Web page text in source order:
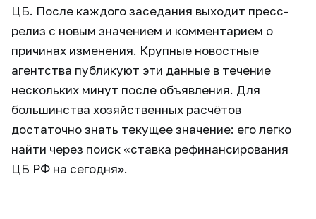
ЦБ. После каждого заседания выходит пресс-
релиз с новым значением и комментарием о
причинах изменения. Крупные новостные
агентства публикуют эти данные в течение
нескольких минут после объявления. Для
большинства хозяйственных расчётов
достаточно знать текущее значение: его легко
найти через поиск «ставка рефинансирования
ЦБ РФ на сегодня».